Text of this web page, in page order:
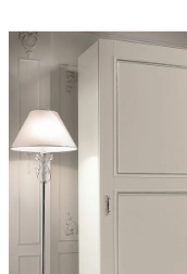
produktu
0,0